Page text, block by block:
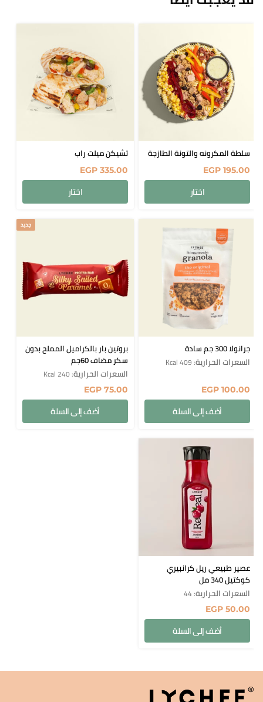
سلطة المكرونه والتونة الطازجة
EGP 195.00
اختار
تشيكن ميلت راب
EGP 335.00
اختار
جرانولا 300 جم سادة
EGP 100.00
أضف إلى السلة
السعرات الحرارية: 409 Kcal
جديد
بروتين بار بالكراميل المملح بدون
سكر مضاف 60جم
EGP 75.00
أضف إلى السلة
السعرات الحرارية: 240 Kcal
عصير طبيعي ريل كرانبيري
كوكتيل 340 مل
EGP 50.00
أضف إلى السلة
السعرات الحرارية: 44